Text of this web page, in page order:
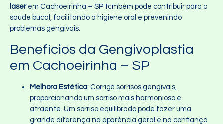
laser em Cachoeirinha – SP também pode contribuir para a
saúde bucal, facilitando a higiene oral e prevenindo
problemas gengivais.
Benefícios da Gengivoplastia
em Cachoeirinha – SP
Melhora Estética: Corrige sorrisos gengivais,
proporcionando um sorriso mais harmonioso e
atraente. Um sorriso equilibrado pode fazer uma
grande diferença na aparência geral e na confiança